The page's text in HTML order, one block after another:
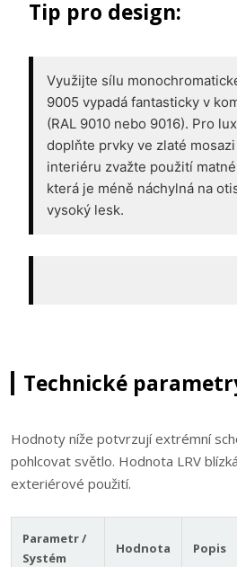
Tip pro design:
Využijte sílu
9005 vypadá fantasticky v
(RAL 9010 nebo 9016). Pro
doplňte prvky ve zlaté
interiéru zvažte použití
která je méně náchylná na
vysoký lesk.
Technické
Hodnoty níže potvrzují extrémní
pohlcovat světlo. Hodnota LRV
exteriérové použití.
Parametr /
Systém
Hodnota Popis